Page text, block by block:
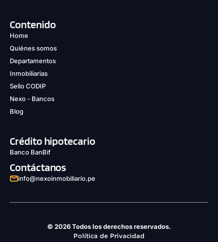
Contenido
Home
Quiénes somos
Departamentos
Inmobiliarias
Sello CODIP
Nexo - Bancos
Blog
Crédito hipotecario
Banco BanBif
Contáctanos
info@nexoinmobiliario.pe
© 2026 Todos los derechos reservados.
Política de Privacidad